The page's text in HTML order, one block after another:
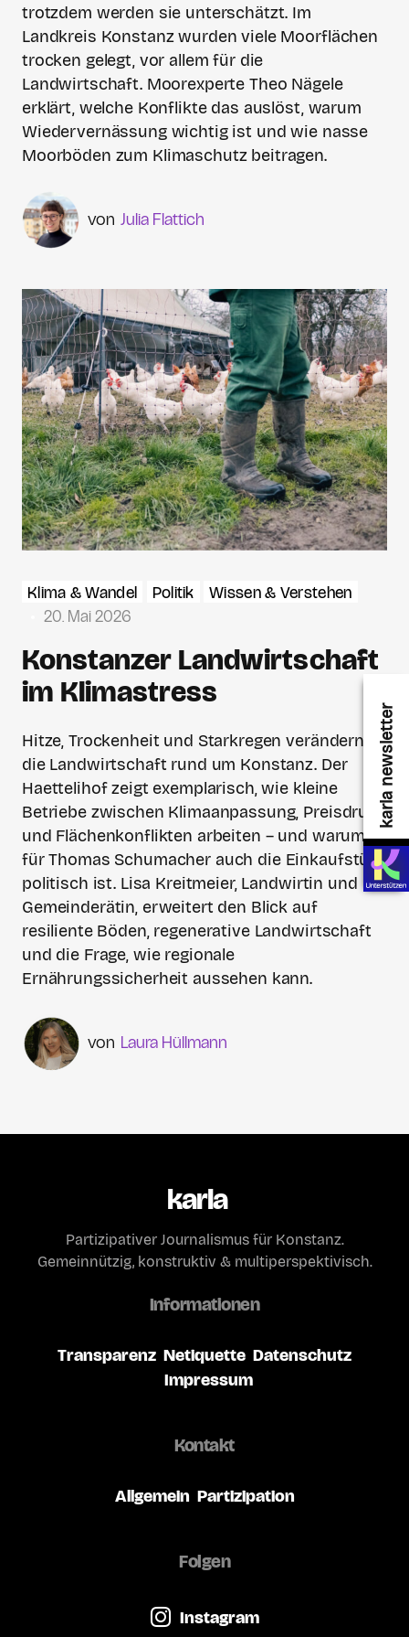
karla newsletter
trotzdem werden sie unterschätzt. Im
Landkreis Konstanz wurden viele Moorflächen
trocken gelegt, vor allem für die
Landwirtschaft. Moorexperte Theo Nägele
erklärt, welche Konflikte das auslöst, warum
Wiedervernässung wichtig ist und wie nasse
Moorböden zum Klimaschutz beitragen.
Julia Flattich
Klima & Wandel Politik
Wissen & Verstehen
20. Mai 2026
Konstanzer Landwirtschaft
im Klimastress
Hitze, Trockenheit und Starkregen verändern
die Landwirtschaft rund um Konstanz. Der
Haettelihof zeigt exemplarisch, wie kleine
Betriebe zwischen Klimaanpassung, Preisdruck
und Flächenkonflikten arbeiten – und warum
für Thomas Schumacher auch die Einkaufstüte
politisch ist. Lisa Kreitmeier, Landwirtin und
Gemeinderätin, erweitert den Blick auf
resiliente Böden, regenerative Landwirtschaft
und die Frage, wie regionale
Ernährungssicherheit aussehen kann.
Laura Hüllmann
karla
Partizipativer Journalismus für Konstanz.
Gemeinnützig, konstruktiv & multiperspektivisch.
Informationen
Transparenz Netiquette Datenschutz
Impressum
Kontakt
Allgemein Partizipation
Folgen
Instagram